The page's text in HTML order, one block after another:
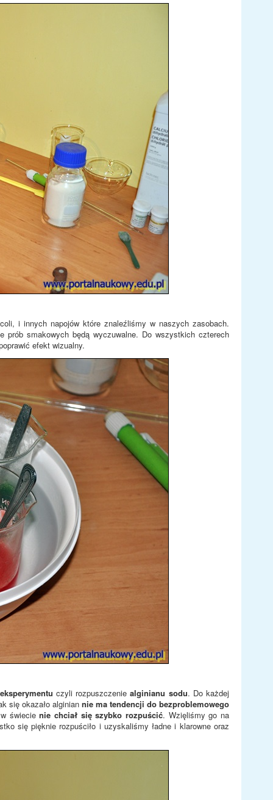
i innych napojów które znaleźliśmy w naszych zasobach.
prób smakowych będą wyczuwalne. Do wszystkich czterech
efekt wizualny.
czyli rozpuszczeniealginianu sodu. Do każdej
się okazało alginian nie ma tendencji do bezproblemowego
w świecienie chciał się szybko rozpuścić. Wzięliśmy go na
się pięknie rozpuściło i uzyskaliśmy ładne i klarowne oraz